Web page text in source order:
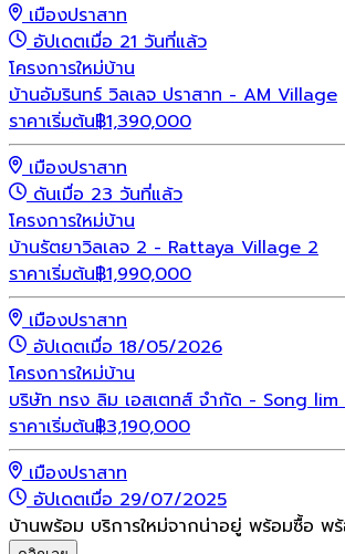
เมืองปราสาท
อัปเดตเมื่อ 21 วันที่แล้ว
โครงการใหม่บ้าน
บ้านอัมรินทร์ วิลเลจ ปราสาท - AM Village
ราคาเริ่มต้น฿1,390,000
เมืองปราสาท
ดันเมื่อ 23 วันที่แล้ว
โครงการใหม่บ้าน
บ้านรัตยาวิลเลจ 2 - Rattaya Village 2
ราคาเริ่มต้น฿1,990,000
เมืองปราสาท
อัปเดตเมื่อ 18/05/2026
โครงการใหม่บ้าน
บริษัท ทรง ลิม เอสเตทส์ จำกัด - Song
ราคาเริ่มต้น฿3,190,000
เมืองปราสาท
อัปเดตเมื่อ 29/07/2025
บ้านพร้อม บริการใหม่จากน่าอยู่ พร้อมซื้อ